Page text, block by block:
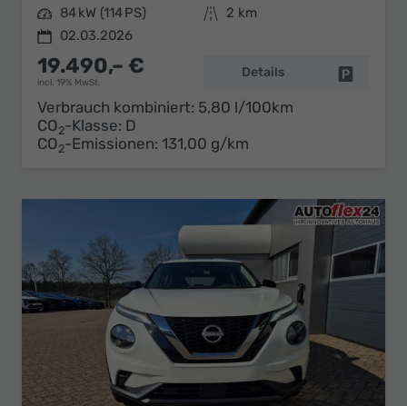
Leistung 84 kW (114 PS) Kilometerstand
2 km
02.03.2026
19.490,– €
incl. 19% MwSt.
Details
Verbrauch kombiniert: 5,80 l/100km
CO2-Klasse: D
CO2-Emissionen: 131,00 g/km